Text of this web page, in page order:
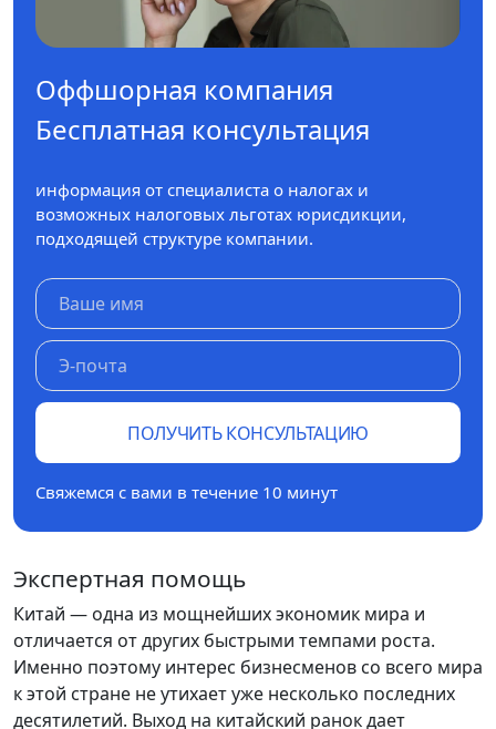
Оффшорная компания
Бесплатная консультация
информация от специалиста о налогах и
возможных налоговых льготах юрисдикции,
подходящей структуре компании.
ПОЛУЧИТЬ КОНСУЛЬТАЦИЮ
Свяжемся с вами в течение 10 минут
Экспертная помощь
Китай — одна из мощнейших экономик мира и
отличается от других быстрыми темпами роста.
Именно поэтому интерес бизнесменов со всего мира
к этой стране не утихает уже несколько последних
десятилетий. Выход на китайский ранок дает